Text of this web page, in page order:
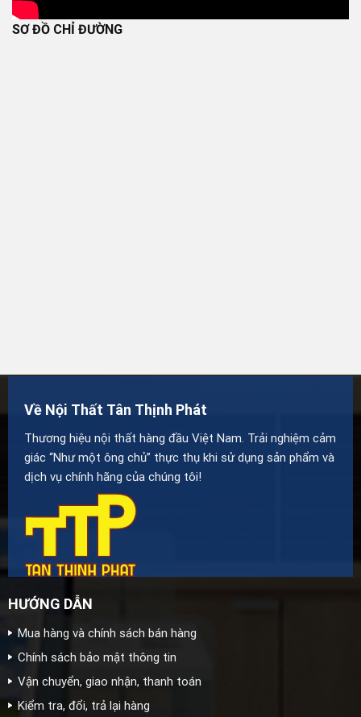
SƠ ĐỒ CHỈ ĐƯỜNG
Về Nội Thất Tân Thịnh Phát
Thương hiệu nội thất hàng đầu Việt Nam. Trải nghiệm cảm
giác “Như một ông chủ” thực thụ khi sử dụng sản phẩm và
dịch vụ chính hãng của chúng tôi!
HƯỚNG DẪN
Mua hàng và chính sách bán hàng
Chính sách bảo mật thông tin
Vận chuyển, giao nhận, thanh toán
Kiểm tra, đổi, trả lại hàng